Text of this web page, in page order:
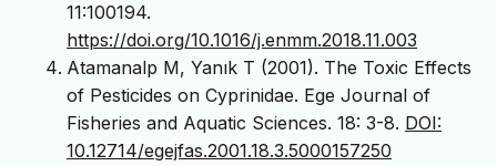
11:100194.
https://doi.org/10.1016/j.enmm.2018.11.003
Atamanalp M, Yanık T (2001). The Toxic Effects
of Pesticides on Cyprinidae. Ege Journal of
Fisheries and Aquatic Sciences. 18: 3-8. DOI:
10.12714/egejfas.2001.18.3.5000157250